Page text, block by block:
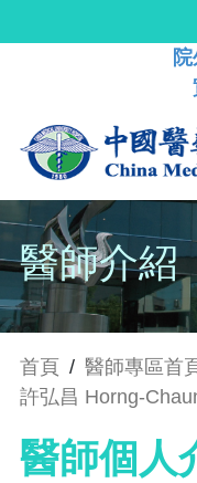
醫師介紹
首頁 / 醫師專區首
許弘昌 Horng-
醫師個人